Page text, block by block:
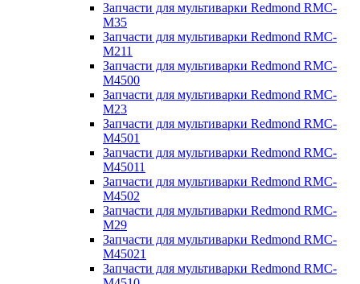
Запчасти для мультиварки Redmond RMC-
M35
Запчасти для мультиварки Redmond RMC-
M211
Запчасти для мультиварки Redmond RMC-
M4500
Запчасти для мультиварки Redmond RMC-
M23
Запчасти для мультиварки Redmond RMC-
M4501
Запчасти для мультиварки Redmond RMC-
M45011
Запчасти для мультиварки Redmond RMC-
M4502
Запчасти для мультиварки Redmond RMC-
M29
Запчасти для мультиварки Redmond RMC-
M45021
Запчасти для мультиварки Redmond RMC-